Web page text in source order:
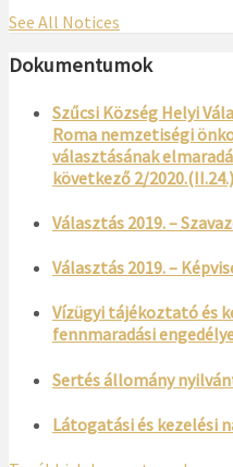
See All Notices
Dokumentumok
Szűcsi Község Helyi
Roma nemzetiségi
választásának
következő 2/
Választás 2019. –
Választás 2019. –
Vízügyi tájékoztató és
fennmaradási
Sertés állomány
Látogatási és kezelési